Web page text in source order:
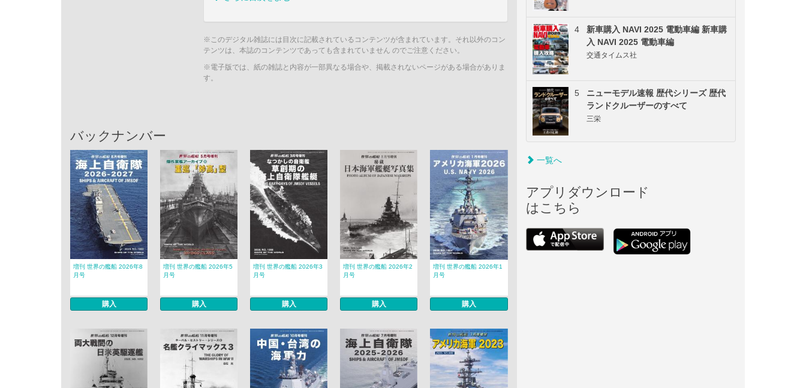
※このデジタル雑誌には目次に記載されているコンテンツが含まれています。それ以外のコン
テンツは、本誌のコンテンツであっても含まれていません のでご注意ください。
※電子版では、紙の雑誌と内容が一部異なる場合や、掲載されないページがある場合がありま
す。
バックナンバー
増刊 世界の艦船 2026年8
月号
購入
増刊 世界の艦船 2026年5
月号
購入
増刊 世界の艦船 2026年3
月号
購入
増刊 世界の艦船 2026年2
月号
購入
増刊 世界の艦船 2026年1
月号
購入
4
新車購入 NAVI 2025 電動車編 新車購
入 NAVI 2025 電動車編
交通タイムス社
5
ニューモデル速報 歴代シリーズ 歴代
ランドクルーザーのすべて
三栄
一覧へ
アプリダウンロード
はこちら